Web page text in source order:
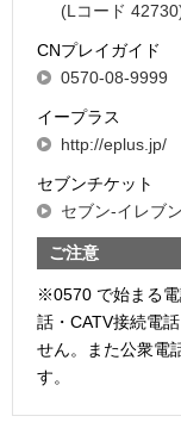
(Lコード
CNプレイガイド
0570-08-9999
イープラス
http://eplus.jp/
セブンチケット
セブン-イレブ
ご注意
※0570 で始まる
話・CATV接続電
せん。また公衆電
す。